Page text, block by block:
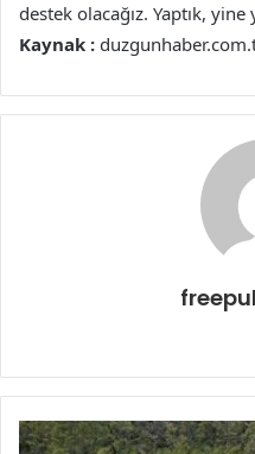
destek olacağız. Yaptık,
Kaynak :